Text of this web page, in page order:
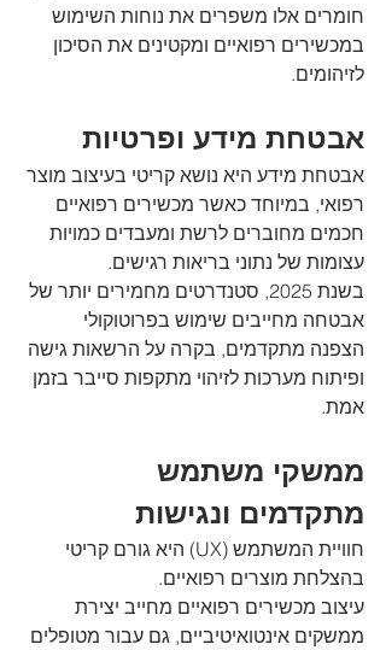
חומרים אלו משפרים את נוחות השימוש
במכשירים רפואיים ומקטינים את הסיכון
לזיהומים.
אבטחת מידע ופרטיות
אבטחת מידע היא נושא קריטי בעיצוב מוצר
רפואי, במיוחד כאשר מכשירים רפואיים
חכמים מחוברים לרשת ומעבדים כמויות
עצומות של נתוני בריאות רגישים.
בשנת 2025, סטנדרטים מחמירים יותר של
אבטחה מחייבים שימוש בפרוטוקולי
הצפנה מתקדמים, בקרה על הרשאות גישה
ופיתוח מערכות לזיהוי מתקפות סייבר בזמן
אמת.
ממשקי משתמש
מתקדמים ונגישות
חוויית המשתמש (UX) היא גורם קריטי
בהצלחת מוצרים רפואיים.
עיצוב מכשירים רפואיים מחייב יצירת
ממשקים אינטואיטיביים, גם עבור מטופלים